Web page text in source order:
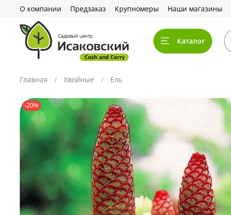
О компании Предзаказ Крупномеры Наши магазины
Каталог
Главная Хвойные Ель
-20%